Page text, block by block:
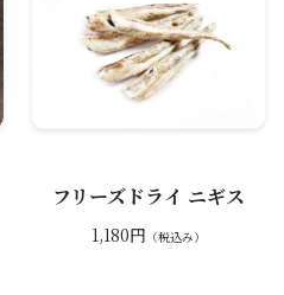
フリーズドライ ニギス
1,180円 （税込み）